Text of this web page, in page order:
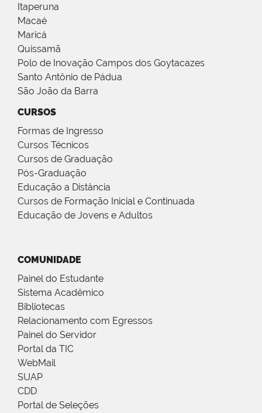
Itaperuna
Macaé
Maricá
Quissamã
Polo de Inovação Campos dos Goytacazes
Santo Antônio de Pádua
São João da Barra
CURSOS
Formas de Ingresso
Cursos Técnicos
Cursos de Graduação
Pós-Graduação
Educação a Distância
Cursos de Formação Inicial e Continuada
Educação de Jovens e Adultos
COMUNIDADE
Painel do Estudante
Sistema Acadêmico
Bibliotecas
Relacionamento com Egressos
Painel do Servidor
Portal da TIC
WebMail
SUAP
CDD
Portal de Seleções